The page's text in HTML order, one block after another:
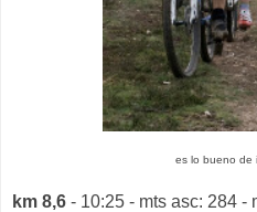
es lo bueno de
km 8,6 - 10:25 - mts asc: 284 -